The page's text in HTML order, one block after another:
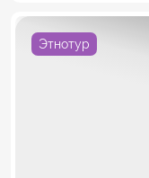
Этнотур